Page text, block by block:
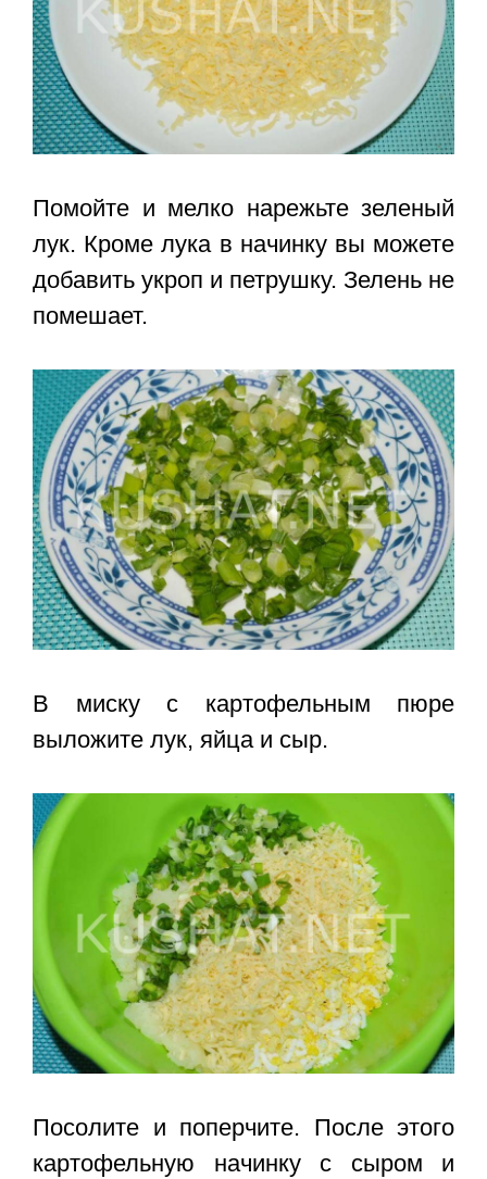
Помойте и мелко нарежьте зеленый
лук. Кроме лука в начинку вы можете
добавить укроп и петрушку. Зелень не
помешает.
В миску с картофельным пюре
выложите лук, яйца и сыр.
Посолите и поперчите. После этого
картофельную начинку с сыром и